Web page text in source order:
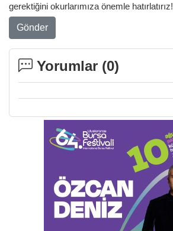
gerektiğini okurlarımıza önemle hatırlatırız!
Gönder
Yorumlar (0)